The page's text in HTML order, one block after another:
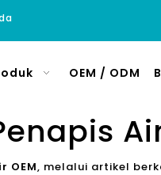
OEM / ODM
OEM, melalui artikel